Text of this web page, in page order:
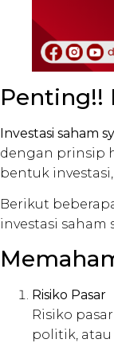
Penting!!
Investasi saham
dengan prinsip
bentuk
Berikut
investasi saham
Risiko Pasar
Risiko
politik,